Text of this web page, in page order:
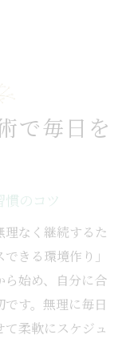
で毎日を
慣のコツ
なく継続するた
きる環境作り」
ら始め、自分に合
す。無理に毎日
柔軟にスケジュ